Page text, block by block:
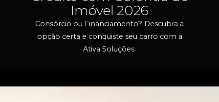
Imóvel 2026
Consórcio ou Financiamento? Descubra a
opção certa e conquiste seu carro com a
Ativa Soluções.